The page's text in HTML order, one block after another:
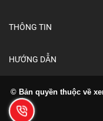
THÔNG TIN
HƯỚNG DẪN
© Bản quyền thuộc về